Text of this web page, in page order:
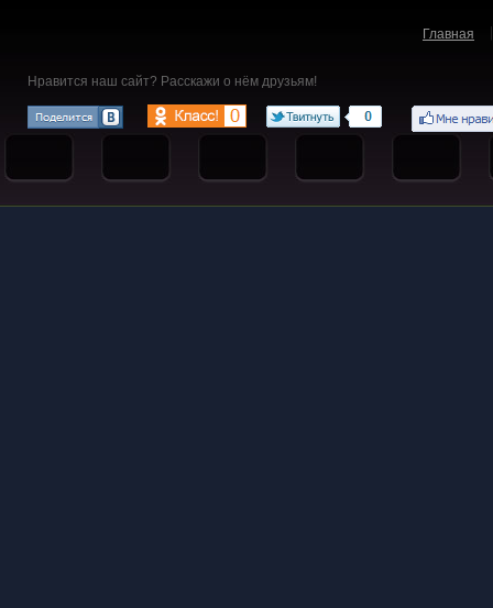
Главная
Нравится наш сайт? Расскажи о нём друзьям!